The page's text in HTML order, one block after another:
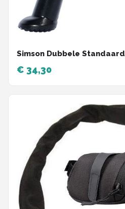
Simson Dubbele Standaard
€ 34,30